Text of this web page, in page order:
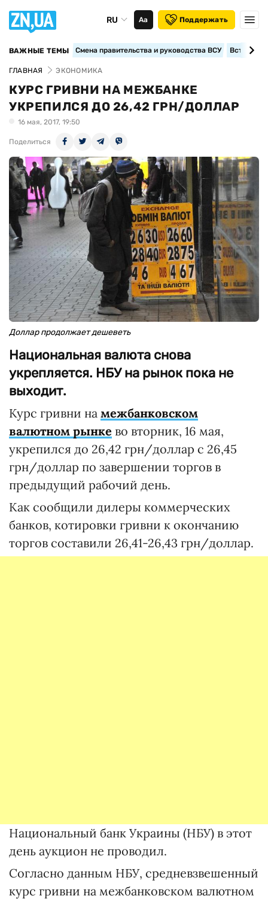
RU Аа Поддержать
ВАЖНЫЕ ТЕМЫ Смена правительства и руководства ВСУ
ГЛАВНАЯ ЭКОНОМИКА
КУРС ГРИВНИ НА МЕЖБАНКЕ
УКРЕПИЛСЯ ДО 26,42 ГРН/ДОЛЛАР
16 мая, 2017, 19:50
Поделиться
Доллар продолжает дешеветь
Национальная валюта снова
укрепляется. НБУ на рынок пока не
выходит.
Курс гривни на межбанковском
валютном рынке во вторник, 16 мая,
укрепился до 26,42 грн/доллар с 26,45
грн/доллар по завершении торгов в
предыдущий рабочий день.
Как сообщили дилеры коммерческих
банков, котировки гривни к окончанию
торгов составили 26,41-26,43 грн/доллар.
Национальный банк Украины (НБУ) в этот
день аукцион не проводил.
Согласно данным НБУ, средневзвешенный
курс гривни на межбанковском валютном